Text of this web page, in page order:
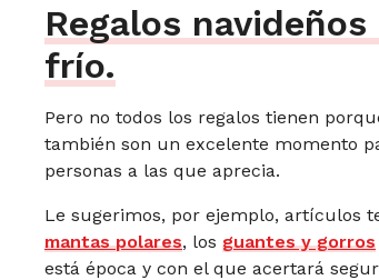
Regalos
frío.
Pero no todos los regalos tienen
también son un excelente momento
personas a las que aprecia.
Le sugerimos, por ejemplo, artículos
mantas polares, los guantes y gorros
está época y con el que acertará